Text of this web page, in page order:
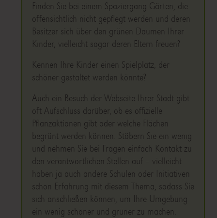
Finden Sie bei einem Spaziergang Gärten, die
offensichtlich nicht gepflegt werden und deren
Besitzer sich über den grünen Daumen Ihrer
Kinder, vielleicht sogar deren Eltern freuen?
Kennen Ihre Kinder einen Spielplatz, der
schöner gestaltet werden könnte?
Auch ein Besuch der Webseite Ihrer Stadt gibt
oft Aufschluss darüber, ob es offizielle
Pflanzaktionen gibt oder welche Flächen
begrünt werden können. Stöbern Sie ein wenig
und nehmen Sie bei Fragen einfach Kontakt zu
den verantwortlichen Stellen auf – vielleicht
haben ja auch andere Schulen oder Initiativen
schon Erfahrung mit diesem Thema, sodass Sie
sich anschließen können, um Ihre Umgebung
ein wenig schöner und grüner zu machen.